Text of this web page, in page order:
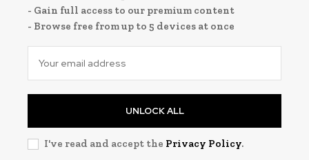
- Gain full access to our premium content
- Browse free from up to 5 devices at once
UNLOCK ALL
I've read and accept the Privacy Policy.